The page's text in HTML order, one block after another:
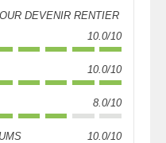
DEVENIR RENTIER
10.0/10
10.0/10
8.0/10
10.0/10